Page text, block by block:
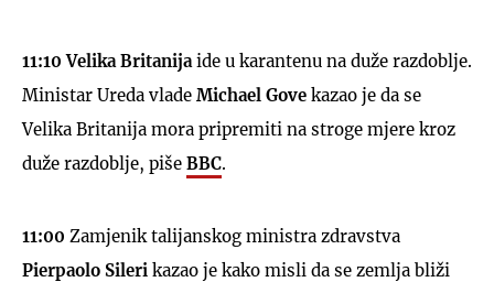
11:10 Velika Britanija ide u karantenu na duže razdoblje.
Ministar Ureda vlade Michael Gove kazao je da se
Velika Britanija mora pripremiti na stroge mjere kroz
duže razdoblje, piše BBC.
11:00 Zamjenik talijanskog ministra zdravstva
Pierpaolo Sileri kazao je kako misli da se zemlja bliži